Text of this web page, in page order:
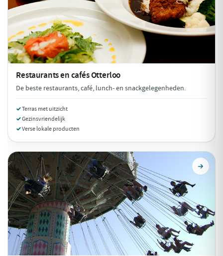
Restaurants en cafésOtterloo
De beste restaurants, café, lunch- en snackgelegenheden.
Terras met uitzicht
Gezinsvriendelijk
Verse lokale producten